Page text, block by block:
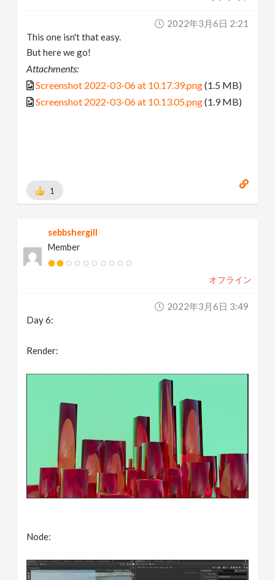
2022年3月6日 2:21
This one isn't that easy.
But here we go!
Attachments:
Screenshot 2022-03-06 at 10.17.39.png(1.5 MB)
Screenshot 2022-03-06 at 10.13.05.png(1.9 MB)
1
sebbshergill
Member
オフライン
2022年3月6日 3:49
Day 6:
Render:
Node: